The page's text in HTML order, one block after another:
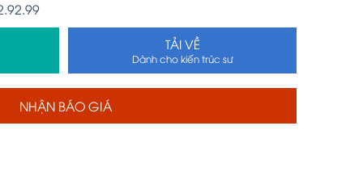
TẢI VỀ
Dành cho kiến trúc sư
NHẬN BÁO GIÁ